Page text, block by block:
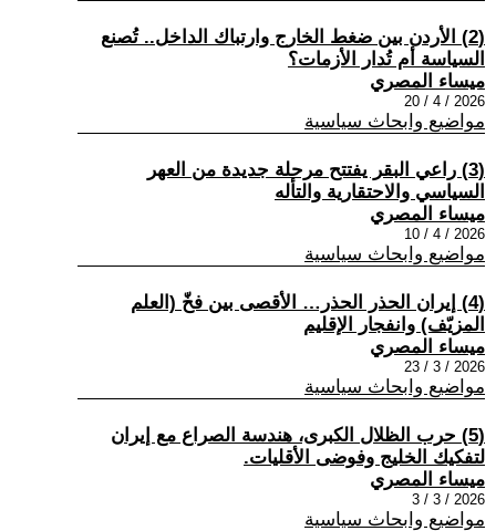
(2) الأردن بين ضغط الخارج وارتباك الداخل.. تُصنع
السياسة أم تُدار الأزمات؟
ميساء المصري
2026 / 4 / 20
مواضيع وابحاث سياسية
(3) راعي البقر يفتتح مرحلة جديدة من العهر
السياسي والاحتقارية والتأله
ميساء المصري
2026 / 4 / 10
مواضيع وابحاث سياسية
(4) إيران الحذر الحذر… الأقصى بين فخّ (العلم
المزيّف) وانفجار الإقليم
ميساء المصري
2026 / 3 / 23
مواضيع وابحاث سياسية
(5) حرب الظلال الكبرى، هندسة الصراع مع إيران
لتفكيك الخليج وفوضى الأقليات.
ميساء المصري
2026 / 3 / 3
مواضيع وابحاث سياسية